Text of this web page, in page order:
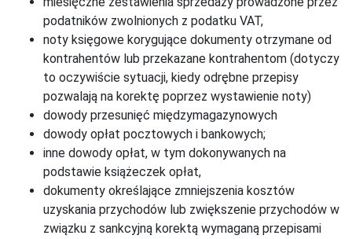
podatników zwolnionych z podatku VAT,
noty księgowe korygujące dokumenty otrzymane od
kontrahentów lub przekazane kontrahentom (dotyczy
to oczywiście sytuacji, kiedy odrębne przepisy
pozwalają na korektę poprzez wystawienie noty)
dowody przesunięć międzymagazynowych
dowody opłat pocztowych i bankowych;
inne dowody opłat, w tym dokonywanych na
podstawie książeczek opłat,
dokumenty określające zmniejszenia kosztów
uzyskania przychodów lub zwiększenie przychodów w
związku z sankcyjną korektą wymaganą przepisami